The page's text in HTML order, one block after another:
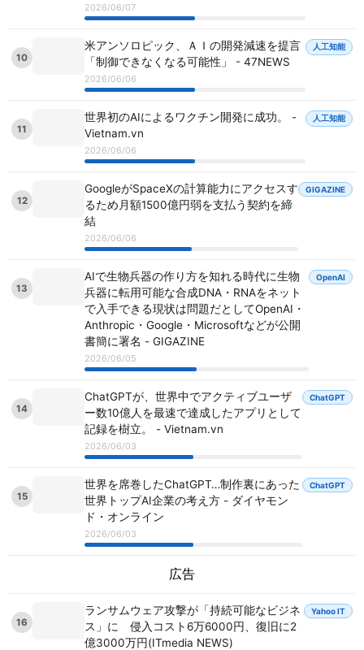
2026/06/07
10
米アンソロピック、ＡＩの開発減速を提言
「制御できなくなる可能性」 - 47NEWS
2026/06/06
人工知能
11
世界初のAIによるワクチン開発に成功。 -
Vietnam.vn
2026/06/06
人工知能
12
GoogleがSpaceXの計算能力にアクセスす
るため月額1500億円弱を支払う契約を締
結
2026/06/06
GIGAZINE
13
AIで生物兵器の作り方を知れる時代に生物
兵器に転用可能な合成DNA・RNAをネット
で入手できる現状は問題だとしてOpenAI・
Anthropic・Google・Microsoftなどが公開
書簡に署名 - GIGAZINE
2026/06/05
OpenAI
14
ChatGPTが、世界中でアクティブユーザ
ー数10億人を最速で達成したアプリとして
記録を樹立。 - Vietnam.vn
2026/06/03
ChatGPT
15
世界を席巻したChatGPT…制作裏にあった
世界トップAI企業の考え方 - ダイヤモン
ド・オンライン
2026/06/03
ChatGPT
広告
16
ランサムウェア攻撃が「持続可能なビジネ
ス」に 侵入コスト6万6000円、復旧に2
億3000万円(ITmedia NEWS)
Yahoo IT